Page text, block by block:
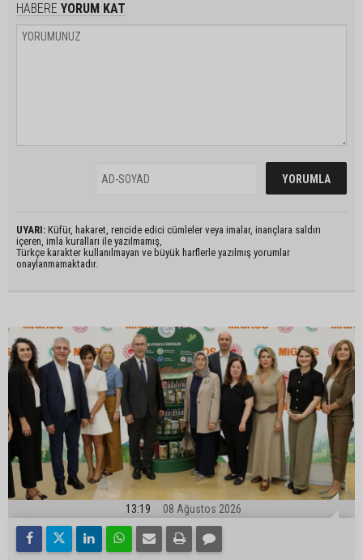
HABERE YORUM KAT
UYARI: Küfür, hakaret, rencide edici cümleler veya imalar, inançlara saldırı
içeren, imla kuralları ile yazılmamış,
Türkçe karakter kullanılmayan ve büyük harflerle yazılmış yorumlar
onaylanmamaktadır.
13:19 08 Ağustos 2026